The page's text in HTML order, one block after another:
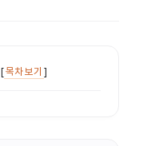
[목차 보기 ]